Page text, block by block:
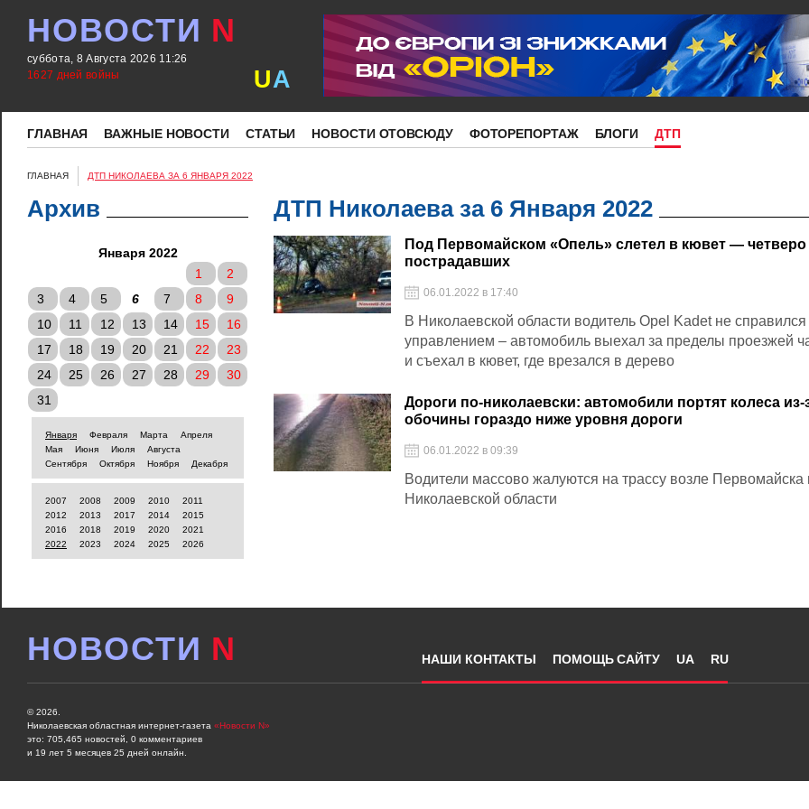
НОВОСТИ N
суббота, 8 Августа 2026 11:26
1627 дней войны
UA
ГЛАВНАЯ ВАЖНЫЕ НОВОСТИ СТАТЬИ НОВОСТИ ОТОВСЮДУ ФОТОРЕПОРТАЖ БЛОГИ ДТП
ГЛАВНАЯ ДТП НИКОЛАЕВА ЗА 6 ЯНВАРЯ 2022
Архив
Января 2022
1
2
3
4 5 6 7 8
9
10
11 12 13 14 15
16
17
18 19 20 21 22
23
24
25 26 27 28 29
30
31
Января Февраля Марта
Апреля
Мая
Июня Июля
Августа
Сентября
Октября Ноября Декабря
2007 2008 2009 2010
2011
2012
2013 2017 2014
2015
2016
2018 2019 2020
2021
2022
2023 2024 2025 2026
ДТП Николаева за 6 Января 2022
Под Первомайском «Опель» слетел в кювет — четверо
пострадавших
06.01.2022 в 17:40
В Николаевской области водитель Opel Kadet не справился
управлением – автомобиль выехал за пределы проезжей
и съехал в кювет, где врезался в дерево
Дороги по-николаевски: автомобили портят колеса из-
обочины гораздо ниже уровня дороги
06.01.2022 в 09:39
Водители массово жалуются на трассу возле Первомайска
Николаевской области
НОВОСТИ N НАШИ КОНТАКТЫ ПОМОЩЬ САЙТУ UA RU
© 2026.
Николаевская областная интернет-газета «Новости N»
это: 705,465 новостей, 0 комментариев
и 19 лет 5 месяцев 25 дней онлайн.